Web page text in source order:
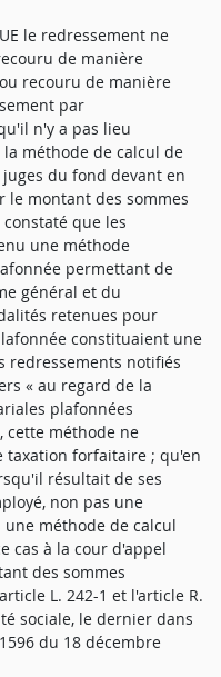
le redressement ne
de manière
recouru de manière
par
n'y a pas lieu
méthode de calcul de
du fond devant en
le montant des sommes
que les
une méthode
permettant de
général et du
retenues pour
constituaient une
redressements notifiés
« au regard de la
plafonnées
cette méthode ne
taxation forfaitaire ; qu'en
résultait de ses
non pas une
méthode de calcul
cas à la cour d'appel
des sommes
L. 242-1 et l'article R.
sociale, le dernier dans
du 18 décembre